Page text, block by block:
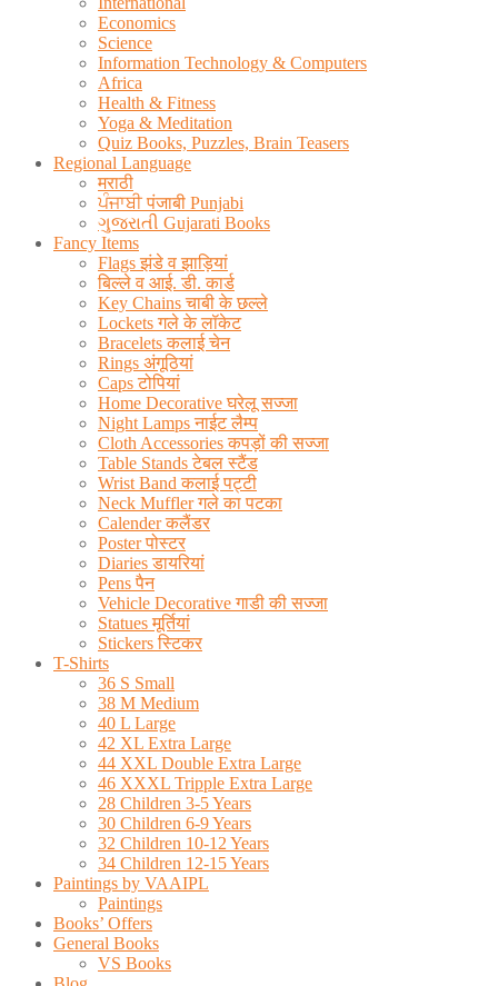
Economics
Science
Information Technology & Computers
Africa
Health & Fitness
Yoga & Meditation
Quiz Books, Puzzles, Brain Teasers
Regional Language
मराठी
ਪੰਜਾਬੀ पंजाबी Punjabi
ગુજરાતી Gujarati Books
Fancy Items
Flags झंडे व झाड़ियां
बिल्ले व आई. डी. कार्ड
Key Chains चाबी के छल्ले
Lockets गले के लॉकेट
Bracelets कलाई चेन
Rings अंगूठियां
Caps टोपियां
Home Decorative घरेलू सज्जा
Night Lamps नाईट लैम्प
Cloth Accessories कपड़ों की सज्जा
Table Stands टेबल स्टैंड
Wrist Band कलाई पट्टी
Neck Muffler गले का पटका
Calender कलैंडर
Poster पोस्टर
Diaries डायरियां
Pens पैन
Vehicle Decorative गाडी की सज्जा
Statues मूर्तियां
Stickers स्टिकर
T-Shirts
36 S Small
38 M Medium
40 L Large
42 XL Extra Large
44 XXL Double Extra Large
46 XXXL Tripple Extra Large
28 Children 3-5 Years
30 Children 6-9 Years
32 Children 10-12 Years
34 Children 12-15 Years
Paintings by VAAIPL
Paintings
Books’ Offers
General Books
VS Books